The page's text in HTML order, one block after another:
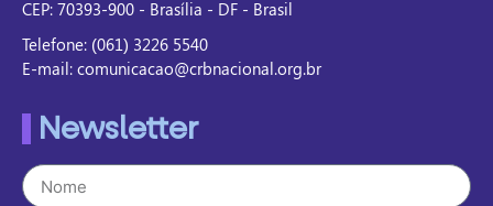
CEP: 70393-900 - Brasília - DF - Brasil
Telefone: (061) 3226 5540
E-mail: comunicacao@crbnacional.org.br
Newsletter